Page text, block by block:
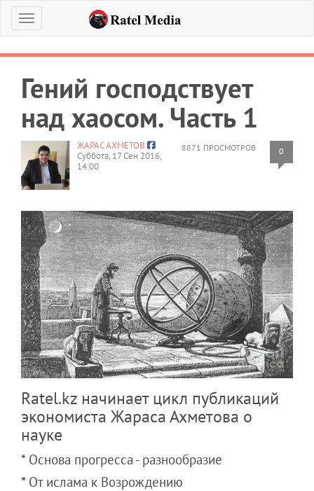
Меню
Гений господствует
над хаосом. Часть 1
8871 ПРОСМОТРОВ 0
ЖАРАС АХМЕТОВ
Суббота, 17 Сен 2016,
14:00
Ratel.kz начинает цикл публикаций
экономиста Жараса Ахметова о
науке
* Основа прогресса - разнообразие
* От ислама к Возрождению